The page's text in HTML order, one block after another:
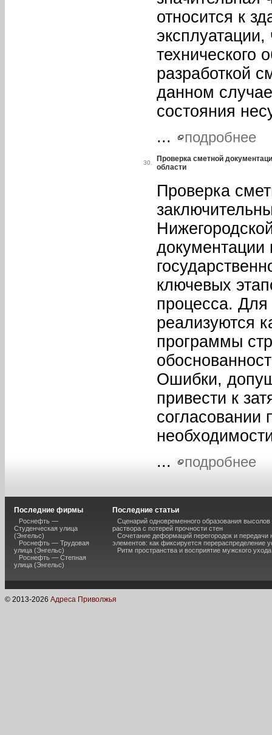
относится к
технического
разработкой
данном
состояния
...
подробнее
30.
Проверка сметной
области
Проверка
документации
ключевых
процесса. Для
реализуются
программы
Ошибки,
привести к
согласовании
...
подробнее
Последние фирмы
Роснефть —
Студенческая улица
(Энгельс)
Роснефть — Трудовая
улица (Энгельс)
Роснефть — Степная
улица (Энгельс)
Последние статьи
Сценарий одновременного образования высолов
раствора с потерей прочности стен
Сочетание деформаций перегородок и передачи
элементов: как фиксируется перераспределение
Ритм пространства и восприятие мужского ухода
© 2013-2026 Адреса Приволжья